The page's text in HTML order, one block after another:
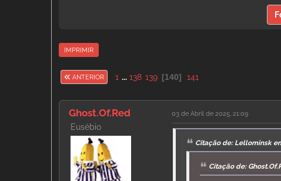
IMPRIMIR
ANTERIOR 1 ... 138 139 140 141
Ghost.Of.Red
Eusébio
03 de Abril de 2025, 21:09
Citação de: Lellominsk
Citação de: